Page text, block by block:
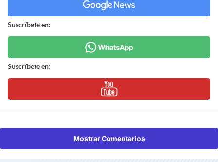
Suscríbete en:
Suscríbete en:
Mostrar Comentarios